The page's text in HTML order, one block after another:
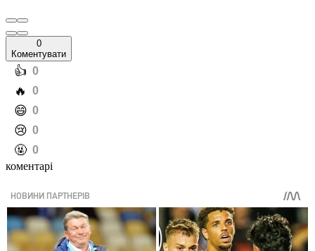
0
Коментувати
️👍 0
️🔥 0
️😄 0
️😢 0
️🤬 0
коментарі